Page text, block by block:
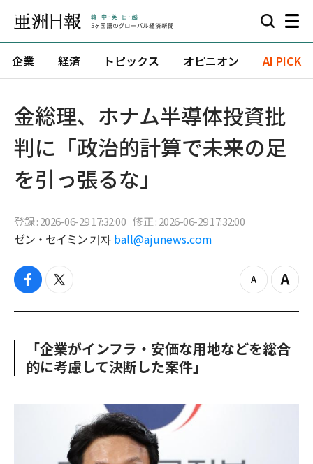
企業 経済 トピックス オピニオン AI PICK
金総理、ホナム半導体投資批
判に「政治的計算で未来の足
を引っ張るな」
登録 : 2026-06-29 17:32:00 修正 : 2026-06-29 17:32:00
ゼン・セイミン 기자 ball@ajunews.com
f
c
o
k
t
i
t
e
r
z
o
u
Z
o
n
「企業がインフラ・安価な用地などを総合
的に考慮して決断した案件」